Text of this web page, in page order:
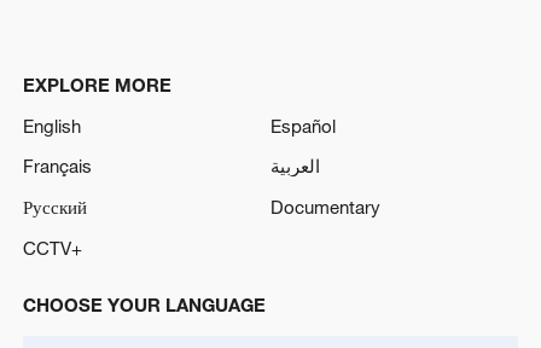
EXPLORE MORE
English
Español
Français
العربية
Русский
Documentary
CCTV+
CHOOSE YOUR LANGUAGE